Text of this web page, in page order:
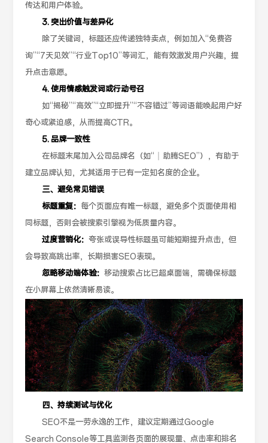
传达和用户体验。
3. 突出价值与差异化
除了关键词，标题还应传递独特卖点，例如加入“免费咨
询”“7天见效”“行业Top10”等词汇，能有效激发用户兴趣，提
升点击意愿。
4. 使用情感触发词或行动号召
如“揭秘”“高效”“立即提升”“不容错过”等词语能唤起用户好
奇心或紧迫感，从而提高CTR。
5. 品牌一致性
在标题末尾加入公司品牌名（如“｜助腾SEO”），有助于
建立品牌认知，尤其适用于已有一定知名度的企业。
三、避免常见错误
标题重复： 每个页面应有唯一标题，避免多个页面使用相
同标题，否则会被搜索引擎视为低质量内容。
过度营销化：夸张或误导性标题虽可能短期提升点击，但
会导致高跳出率，长期损害SEO表现。
忽略移动端体验：移动搜索占比已超桌面端，需确保标题
在小屏幕上依然清晰易读。
四、持续测试与优化
SEO不是一劳永逸的工作，建议定期通过Google
Search Console等工具监测各页面的展现量、点击率和排名